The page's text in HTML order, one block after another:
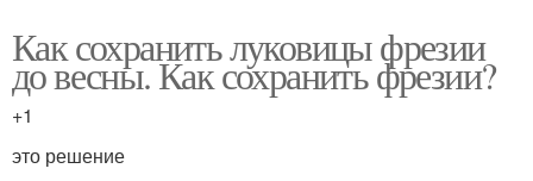
Как сохранить луковицы фрезии
до весны. Как сохранить фрезии?
+1
это решение